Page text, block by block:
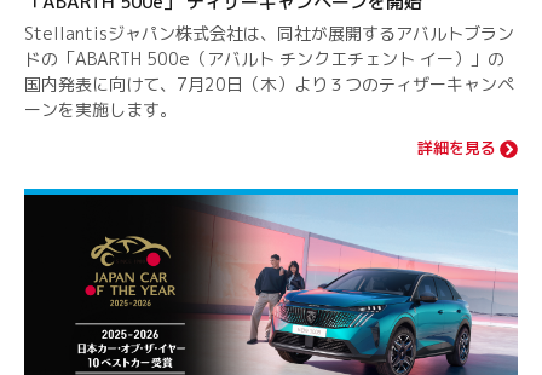
Stellantisジャパン株式会社は、同社が展開するアバルトブラン
ドの「ABARTH 500e（アバルト チンクエチェント イー）」の
国内発表に向けて、7月20日（木）より３つのティザーキャンペ
ーンを実施します。
詳細を見る